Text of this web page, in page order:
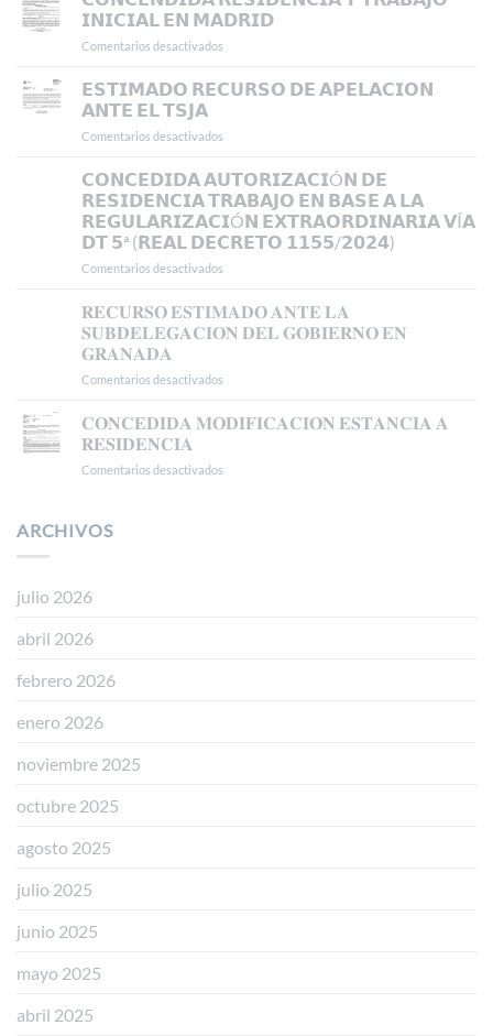
𝗜𝗡𝗜𝗖𝗜𝗔𝗟 𝗘𝗡 𝗠𝗔𝗗𝗥𝗜𝗗
Comentarios desactivados
𝗥𝗘𝗦𝗜𝗗𝗘𝗡𝗖𝗜𝗔
𝗠𝗔𝗗𝗥𝗜𝗗
𝗘𝗦𝗧𝗜𝗠𝗔𝗗𝗢 𝗥𝗘𝗖𝗨𝗥𝗦𝗢 𝗗𝗘 𝗔𝗣𝗘𝗟𝗔𝗖𝗜𝗢𝗡
𝗔𝗡𝗧𝗘 𝗘𝗟 𝗧𝗦𝗝𝗔
Comentarios desactivados
𝗥𝗘𝗖𝗨𝗥𝗦𝗢
𝗗𝗘
𝗔𝗣𝗘𝗟𝗔𝗖𝗜𝗢𝗡
𝗔𝗡𝗧𝗘
𝗘𝗟
𝗖𝗢𝗡𝗖𝗘𝗗𝗜𝗗𝗔 𝗔𝗨𝗧𝗢𝗥𝗜𝗭𝗔𝗖𝗜Ó𝗡 𝗗𝗘
𝗥𝗘𝗦𝗜𝗗𝗘𝗡𝗖𝗜𝗔 𝗧𝗥𝗔𝗕𝗔𝗝𝗢 𝗘𝗡 𝗕𝗔𝗦𝗘 𝗔 𝗟𝗔
𝗥𝗘𝗚𝗨𝗟𝗔𝗥𝗜𝗭𝗔𝗖𝗜Ó𝗡 𝗘𝗫𝗧𝗥𝗔𝗢𝗥𝗗𝗜𝗡𝗔𝗥𝗜𝗔 𝗩Í𝗔
𝗗𝗧 𝟱ª (𝗥𝗘𝗔𝗟 𝗗𝗘𝗖𝗥𝗘𝗧𝗢 𝟭𝟭𝟱𝟱/𝟮𝟬𝟮𝟰)
Comentarios desactivados
𝗔𝗨𝗧𝗢𝗥𝗜𝗭𝗔𝗖𝗜Ó𝗡
𝗗𝗘
𝗥𝗘𝗦𝗜𝗗𝗘𝗡𝗖𝗜𝗔
𝗔
𝐑𝐄𝐂𝐔𝐑𝐒𝐎 𝐄𝐒𝐓𝐈𝐌𝐀𝐃𝐎 𝐀𝐍𝐓𝐄 𝐋𝐀
𝐒𝐔𝐁𝐃𝐄𝐋𝐄𝐆𝐀𝐂𝐈𝐎𝐍 𝐃𝐄𝐋 𝐆𝐎𝐁𝐈𝐄𝐑𝐍𝐎 𝐄𝐍
𝐆𝐑𝐀𝐍𝐀𝐃𝐀
Comentarios desactivados
𝐄𝐒𝐓𝐈𝐌𝐀𝐃𝐎
𝐂𝐎𝐍𝐂𝐄𝐃𝐈𝐃𝐀 𝐌𝐎𝐃𝐈𝐅𝐈𝐂𝐀𝐂𝐈𝐎𝐍 𝐄𝐒𝐓𝐀𝐍𝐂𝐈𝐀 𝐀
𝐑𝐄𝐒𝐈𝐃𝐄𝐍𝐂𝐈𝐀
Comentarios desactivados
ARCHIVOS
julio 2026
abril 2026
febrero 2026
enero 2026
noviembre 2025
octubre 2025
agosto 2025
julio 2025
junio 2025
mayo 2025
abril 2025